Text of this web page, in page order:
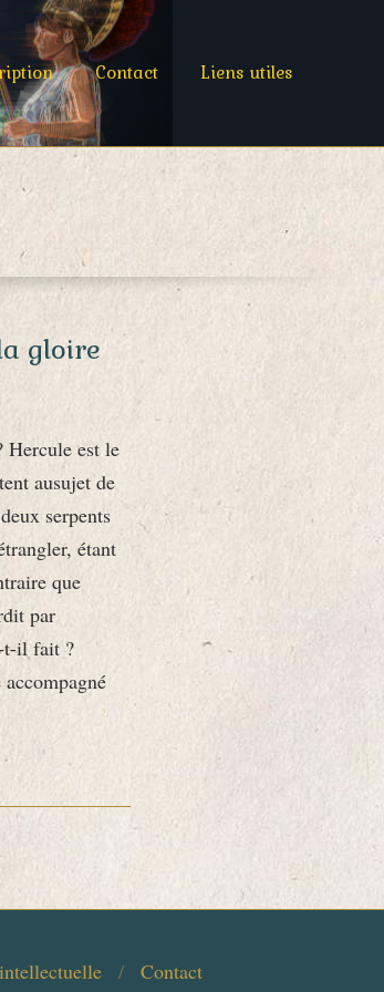
Contact Liens utiles
gloire
Hercule est le
ausujet de
serpents
étant
que
par
t-il fait ?
Contact